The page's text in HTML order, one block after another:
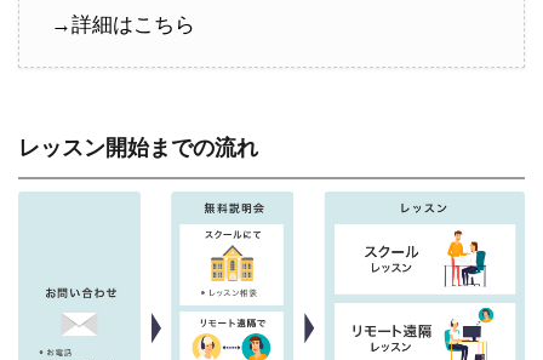
→詳細はこちら
レッスン開始までの流れ